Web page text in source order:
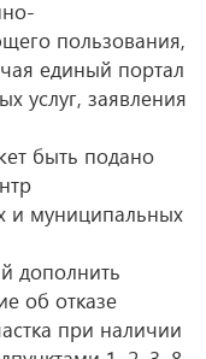
пользования,
единый портал
услуг, заявления
быть подано
и муниципальных
дополнить
об отказе
при наличии